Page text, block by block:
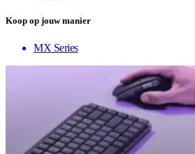
Koop op jouw manier
MX Series